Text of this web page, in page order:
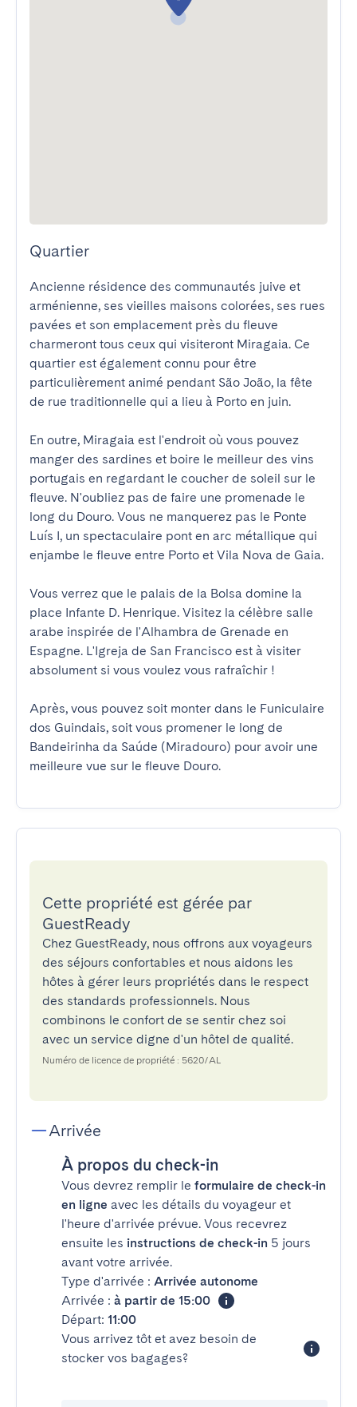
Quartier
Ancienne résidence des communautés juive et
arménienne, ses vieilles maisons colorées, ses rues
pavées et son emplacement près du fleuve
charmeront tous ceux qui visiteront Miragaia. Ce
quartier est également connu pour être
particulièrement animé pendant São João, la fête
de rue traditionnelle qui a lieu à Porto en juin.
En outre, Miragaia est l'endroit où vous pouvez
manger des sardines et boire le meilleur des vins
portugais en regardant le coucher de soleil sur le
fleuve. N'oubliez pas de faire une promenade le
long du Douro. Vous ne manquerez pas le Ponte
Luís I, un spectaculaire pont en arc métallique qui
enjambe le fleuve entre Porto et Vila Nova de Gaia.
Vous verrez que le palais de la Bolsa domine la
place Infante D. Henrique. Visitez la célèbre salle
arabe inspirée de l'Alhambra de Grenade en
Espagne. L'Igreja de San Francisco est à visiter
absolument si vous voulez vous rafraîchir !
Après, vous pouvez soit monter dans le Funiculaire
dos Guindais, soit vous promener le long de
Bandeirinha da Saúde (Miradouro) pour avoir une
meilleure vue sur le fleuve Douro.
Cette propriété est gérée par
GuestReady
Chez GuestReady, nous offrons aux voyageurs
des séjours confortables et nous aidons les
hôtes à gérer leurs propriétés dans le respect
des standards professionnels. Nous
combinons le confort de se sentir chez soi
avec un service digne d'un hôtel de qualité.
Numéro de licence de propriété : 5620/AL
Arrivée
À propos du check-in
Vous devrez remplir le formulaire de check-in
en ligne avec les détails du voyageur et
l'heure d'arrivée prévue. Vous recevrez
ensuite les instructions de check-in 5 jours
avant votre arrivée.
Type d'arrivée : Arrivée autonome
Arrivée : à partir de 15:00
Départ: 11:00
Vous arrivez tôt et avez besoin de
stocker vos bagages?